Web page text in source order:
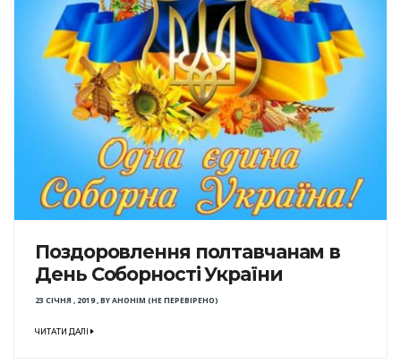
Поздоровлення полтавчанам в
День Соборності України
23 СІЧНЯ , 2019,BYАНОНІМ (НЕ ПЕРЕВІРЕНО)
ЧИТАТИ ДАЛІ